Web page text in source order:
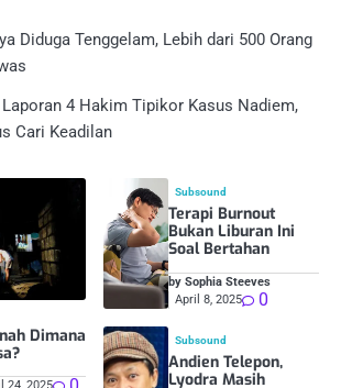
Diduga Tenggelam, Lebih dari 500 Orang
4 Hakim Tipikor Kasus Nadiem,
Cari Keadilan
Dimana
Subsound
Terapi Burnout
Bukan Liburan Ini
Soal Bertahan
by Sophia Steeves
April 8, 2025
0
Subsound
Andien Telepon,
Lyodra Masih